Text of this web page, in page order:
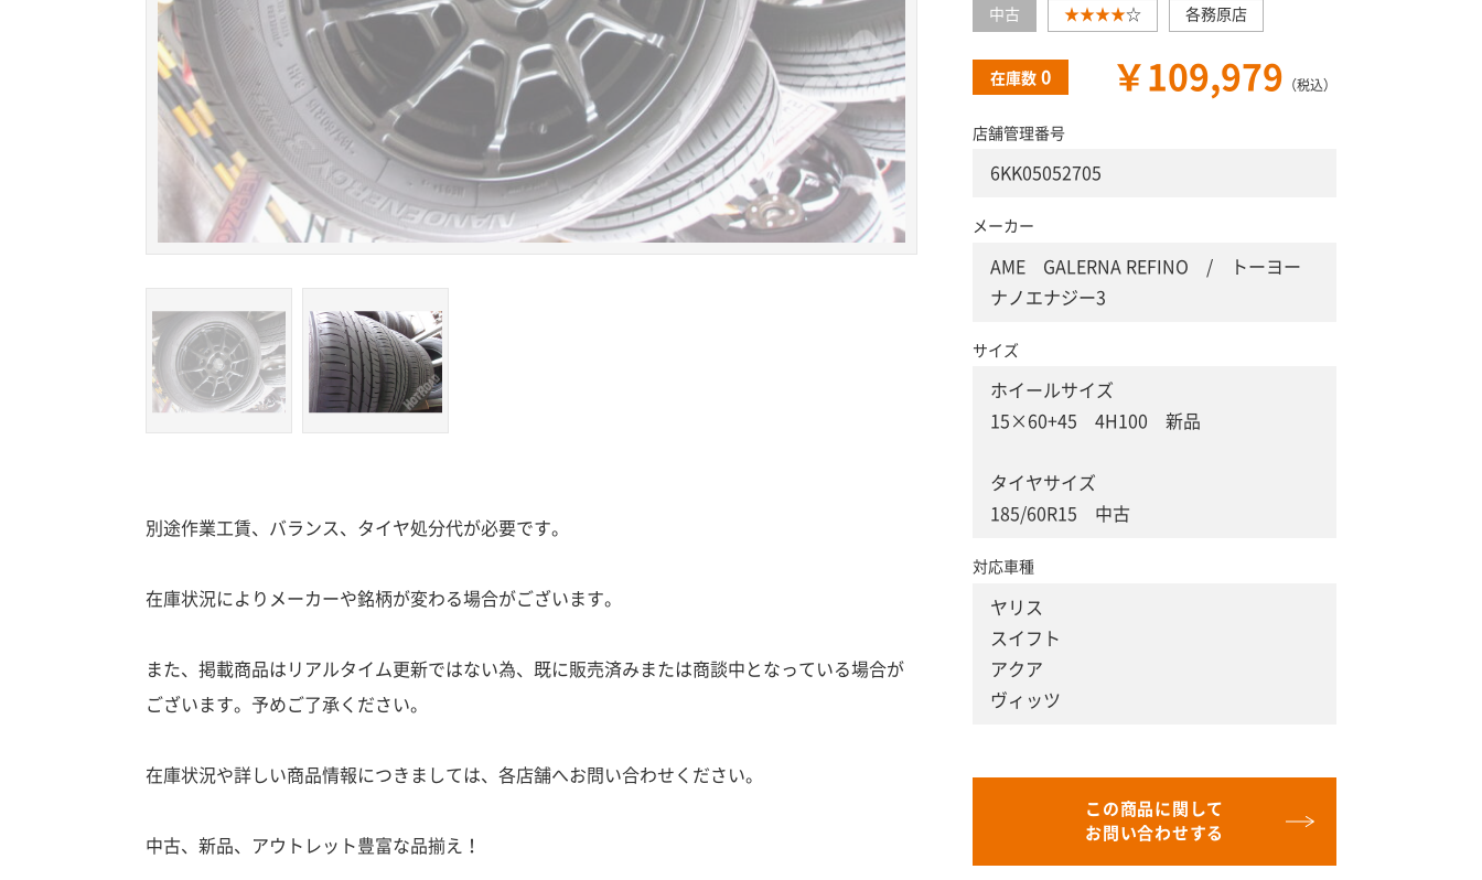
別途作業工賃、バランス、タイヤ処分代が必要です。
在庫状況によりメーカーや銘柄が変わる場合がございます。
また、掲載商品はリアルタイム更新ではない為、既に販売済みまたは商談中となっている場合が
ございます。予めご了承ください。
在庫状況や詳しい商品情報につきましては、各店舗へお問い合わせください。
中古、新品、アウトレット豊富な品揃え！
中古 ★★★★☆ 各務原店
在庫数 0 ￥109,979 （税込）
店舗管理番号
6KK05052705
メーカー
AME GALERNA REFINO / トーヨー
ナノエナジー3
サイズ
ホイールサイズ
15×60+45 4H100 新品
タイヤサイズ
185/60R15 中古
対応車種
ヤリス
スイフト
アクア
ヴィッツ
この商品に関して
お問い合わせする